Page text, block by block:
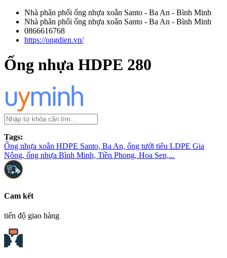
Nhà phân phối ống nhựa xoắn Santo - Ba An - Bình Minh
Nhà phân phối ống nhựa xoắn Santo - Ba An - Bình Minh
0866616768
https://ongdien.vn/
Ống nhựa HDPE 280
Tags:
Ống nhựa xoắn HDPE Santo, Ba An, ống tưới tiêu LDPE Gia
Nông, ống nhựa Bình Minh, Tiền Phong, Hoa Sen,...
Cam kết
tiến độ giao hàng